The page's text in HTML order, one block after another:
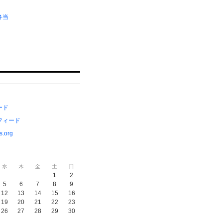
当
ド
ィード
水 木 金 土 日
1
2
5 6 7 8
9
12 13 14 15
16
19 20 21 22
23
26 27 28 29
30